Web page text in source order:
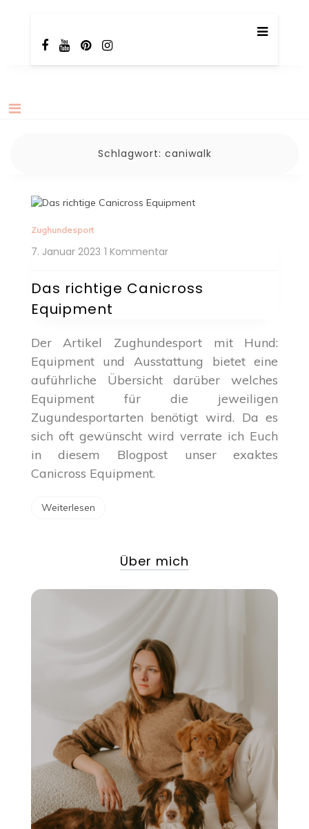
Schlagwort: caniwalk
Zughundesport
7. Januar 2023 1 Kommentarzu
Canicross
Das richtige Canicross
Equipment
Der Artikel Zughundesport mit Hund:
Equipment und Ausstattung bietet eine
auführliche Übersicht darüber welches
Equipment für die jeweiligen
Zugundesportarten benötigt wird. Da es
sich oft gewünscht wird verrate ich Euch
in diesem Blogpost unser exaktes
Canicross Equipment.
Weiterlesen
Über mich